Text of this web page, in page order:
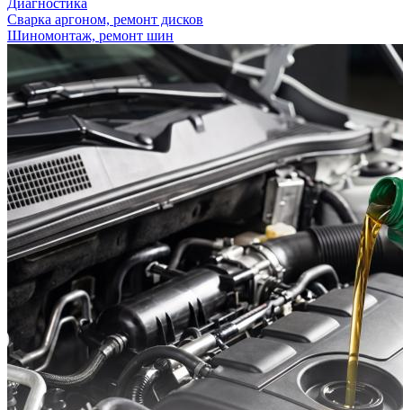
Диагностика
Сварка аргоном, ремонт дисков
Шиномонтаж, ремонт шин